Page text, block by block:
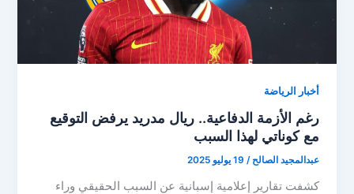
أخبار الرياضة
رغم الأزمة الدفاعية.. ريال مدريد يرفض التوقيع
مع كوناتي لهذا السبب
عبدالمجيد الصالح/ 19 يوليو 2025
كشفت تقارير إعلامية إسبانية عن السبب الحقيقي وراء